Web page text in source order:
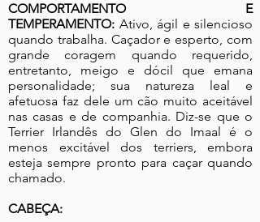
COMPORTAMENTO E
TEMPERAMENTO: Ativo, ágil e silencioso
quando trabalha. Caçador e esperto, com
grande coragem quando requerido,
entretanto, meigo e dócil que emana
personalidade; sua natureza leal e
afetuosa faz dele um cão muito aceitável
nas casas e de companhia. Diz-se que o
Terrier Irlandês do Glen do Imaal é o
menos excitável dos terriers, embora
esteja sempre pronto para caçar quando
chamado.
CABEÇA: